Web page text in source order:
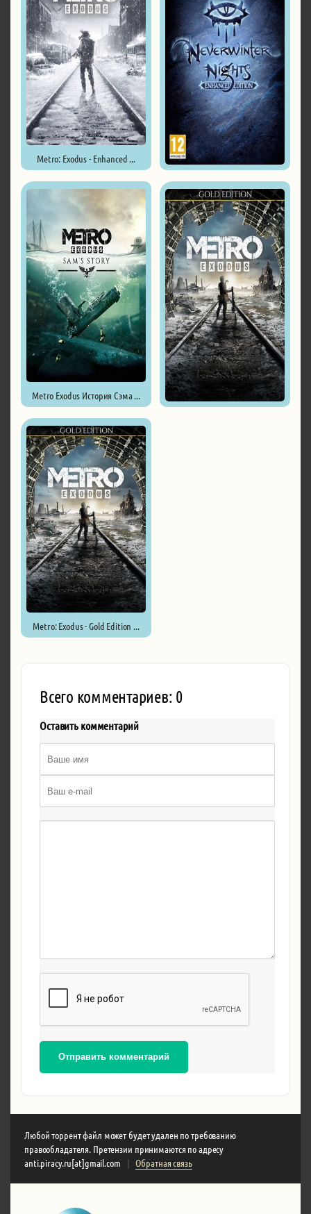
Metro: Exodus - Enhanced ...
Metro Exodus История Сэма ...
Metro: Exodus - Gold Edition ...
Всего комментариев: 0
Оставить комментарий
Отправить комментарий
Любой торрент файл может будет удален по требованию
правообладателя. Претензии принимаются по адресу
anti.piracy.ru[at]gmail.com
| Обратная связь